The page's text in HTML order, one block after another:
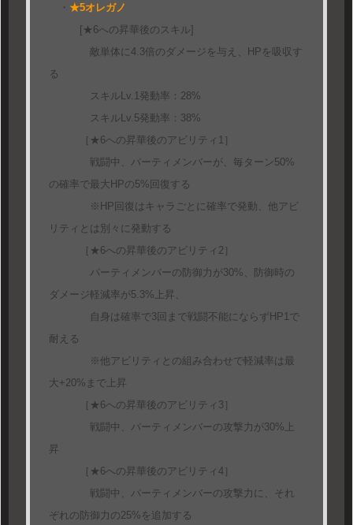
・ ★5オレガノ
[★6への昇華後のスキル]
敵単体に4.3倍のダメージを与え、HPを吸収す
る
スキルLv.1発動率：28%
スキルLv.5発動率：38%
［★6への昇華後のアビリティ1］
戦闘中、パーティメンバーが、毎ターン50%
の確率で最大HPの5%回復する
※HP回復はキャラごとに確率で発動、他アビ
リティとは別々に発動する
［★6への昇華後のアビリティ2］
パーティメンバーの防御力が30%、防御時の
ダメージ軽減率が5.3%上昇、
自身は確率で3回まで戦闘不能にならずHP1で
耐える
※他アビリティとの組み合わせで軽減率は最
大+20%まで上昇
［★6への昇華後のアビリティ3］
戦闘中、パーティメンバーの攻撃力が30%上
昇
［★6への昇華後のアビリティ4］
戦闘中、パーティメンバーの攻撃力に、それ
ぞれの防御力の25%を追加する